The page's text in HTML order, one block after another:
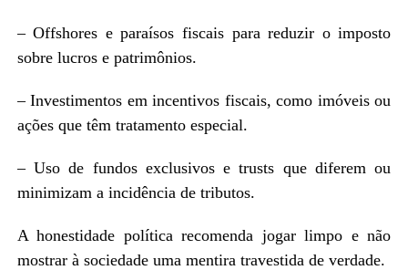
– Offshores e paraísos fiscais para reduzir o imposto
sobre lucros e patrimônios.
– Investimentos em incentivos fiscais, como imóveis ou
ações que têm tratamento especial.
– Uso de fundos exclusivos e trusts que diferem ou
minimizam a incidência de tributos.
A honestidade política recomenda jogar limpo e não
mostrar à sociedade uma mentira travestida de verdade.